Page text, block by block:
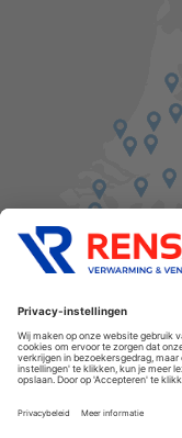
Cookies
Privacyverklaring